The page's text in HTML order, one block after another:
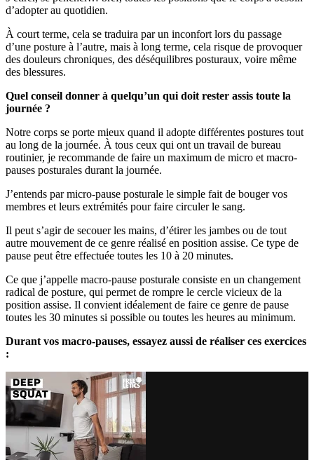
d’adopter au quotidien.
À court terme, cela se traduira par un inconfort lors du passage
d’une posture à l’autre, mais à long terme, cela risque de provoquer
des douleurs chroniques, des déséquilibres posturaux, voire même
des blessures.
Quel conseil donner à quelqu’un qui doit rester assis toute la
journée ?
Notre corps se porte mieux quand il adopte différentes postures tout
au long de la journée. À tous ceux qui ont un travail de bureau
routinier, je recommande de faire un maximum de micro et macro-
pauses posturales durant la journée.
J’entends par micro-pause posturale le simple fait de bouger vos
membres et leurs extrémités pour faire circuler le sang.
Il peut s’agir de secouer les mains, d’étirer les jambes ou de tout
autre mouvement de ce genre réalisé en position assise. Ce type de
pause peut être effectuée toutes les 10 à 20 minutes.
Ce que j’appelle macro-pause posturale consiste en un changement
radical de posture, qui permet de rompre le cercle vicieux de la
position assise. Il convient idéalement de faire ce genre de pause
toutes les 30 minutes si possible ou toutes les heures au minimum.
Durant vos macro-pauses, essayez aussi de réaliser ces exercices
: